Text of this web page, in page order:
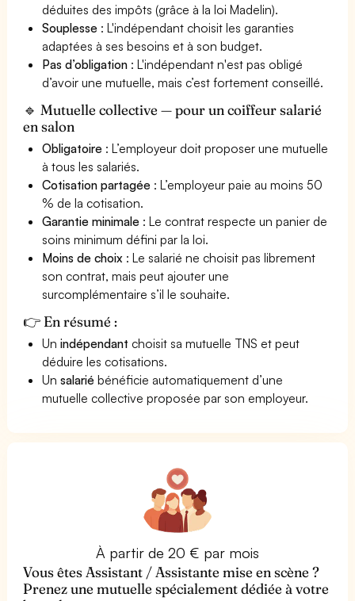
déduites des impôts (grâce à la loi Madelin).
Souplesse : L'indépendant choisit les garanties
adaptées à ses besoins et à son budget.
Pas d’obligation : L'indépendant n'est pas obligé
d’avoir une mutuelle, mais c’est fortement conseillé.
🔹 Mutuelle collective — pour un coiffeur salarié
en salon
Obligatoire : L’employeur doit proposer une mutuelle
à tous les salariés.
Cotisation partagée : L’employeur paie au moins 50
% de la cotisation.
Garantie minimale : Le contrat respecte un panier de
soins minimum défini par la loi.
Moins de choix : Le salarié ne choisit pas librement
son contrat, mais peut ajouter une
surcomplémentaire s’il le souhaite.
👉 En résumé :
Unindépendant choisit sa mutuelle TNS et peut
déduire les cotisations.
Unsalarié bénéficie automatiquement d’une
mutuelle collective proposée par son employeur.
À partir de 20 € par mois
Vous êtes Assistant / Assistante mise en scène ?
Prenez une mutuelle spécialement dédiée à votre